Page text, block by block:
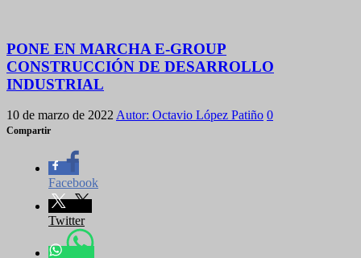
PONE EN MARCHA E-GROUP
CONSTRUCCIÓN DE DESARROLLO
INDUSTRIAL
10 de marzo de 2022 Autor: Octavio López Patiño 0
Compartir
Facebook
Twitter